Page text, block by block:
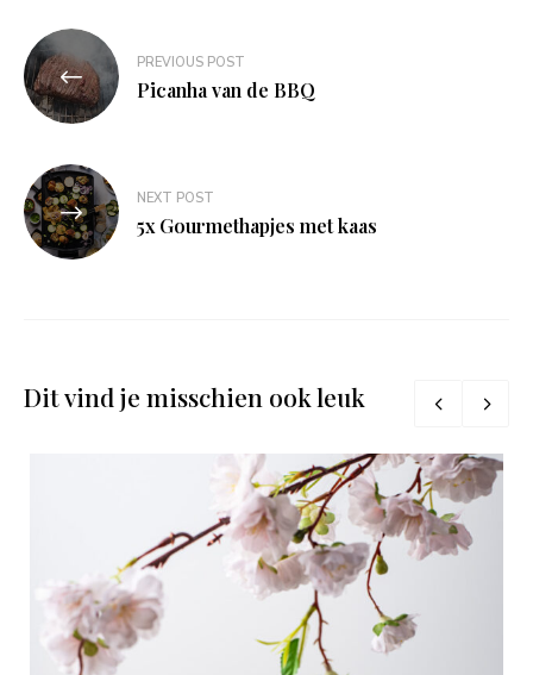
Bericht
navigatie
PREVIOUS POST
Picanha van de BBQ
NEXT POST
5x Gourmethapjes met kaas
Dit vind je misschien ook leuk